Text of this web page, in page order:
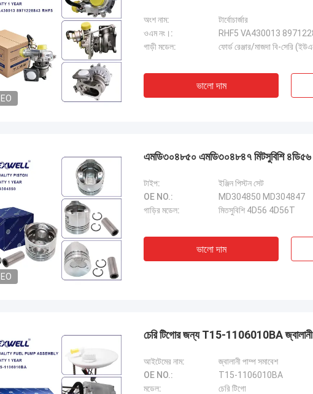
অংশ নাম:
টার্বোচার্জার
ওএম নং।:
RHF5 VA430013
গাড়ী মডেল:
ফোর্ড রেঞ্জার/মাজদা বি-সেরি
ভালো দাম
এমডি৩০৪৮৫০ এমডি৩০৪৮৪৭ মিটসুবিশি ৪ডি৫৬
টাইপ:
ইঞ্জিন পিস্টন সেট
OE NO.:
MD304850 MD304847
গাড়ির মডেল:
মিতসুবিশি 4D56 4D56T
ভালো দাম
চেরি টিগোর জন্য T15-1106010BA জ্বালানী
আইটেমের নাম:
জ্বালানী পাম্প সমাবেশ
OE NO.:
T15-1106010BA
মডেল:
চেরি টিগো